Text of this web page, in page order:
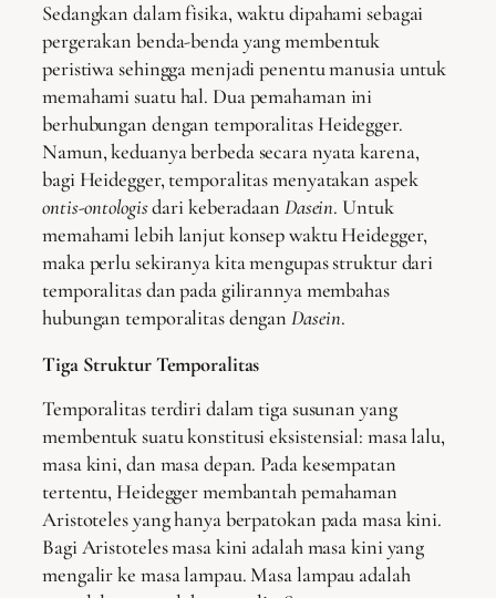
Sedangkan dalam fisika, waktu dipahami sebagai
pergerakan benda-benda yang membentuk
peristiwa sehingga menjadi penentu manusia untuk
memahami suatu hal. Dua pemahaman ini
berhubungan dengan temporalitas Heidegger.
Namun, keduanya berbeda secara nyata karena,
bagi Heidegger, temporalitas menyatakan aspek
ontis-ontologisdari keberadaan Dasein. Untuk
memahami lebih lanjut konsep waktu Heidegger,
maka perlu sekiranya kita mengupas struktur dari
temporalitas dan pada gilirannya membahas
hubungan temporalitas denganDasein.
Tiga Struktur Temporalitas
Temporalitas terdiri dalam tiga susunan yang
membentuk suatu konstitusi eksistensial: masa lalu,
masa kini, dan masa depan. Pada kesempatan
tertentu, Heidegger membantah pemahaman
Aristoteles yang hanya berpatokan pada masa kini.
Bagi Aristoteles masa kini adalah masa kini yang
mengalir ke masa lampau. Masa lampau adalah